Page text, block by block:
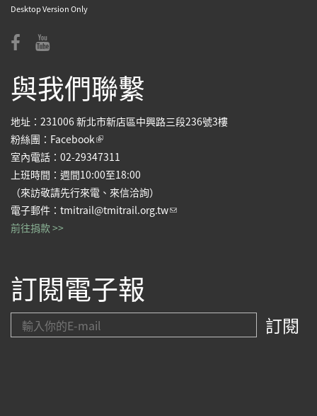
Desktop Version Only
與我們聯繫
地址：231006 新北市新店區中興路三段236號3樓
粉絲團： Facebook(link is external)
室內電話：02-29347311
上班時間：週間10:00至18:00
（來訪敬請先行來電、來信洽詢）
電子郵件： tmitrail@tmitrail.org.tw(link sends e-mail)
前往捐款 >>
訂閱電子報